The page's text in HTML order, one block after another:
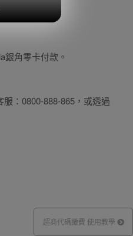
角零卡付款。
：0800-888-865，或透過
超商代碼繳費 使用教學